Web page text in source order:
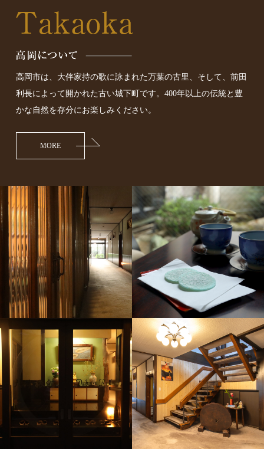
高岡市は、大伴家持の歌に詠まれた万葉の古里、 そして、前田
利長によって開かれた古い城下町です。 400年以上の伝統と豊
かな自然を存分にお楽しみください。
MORE